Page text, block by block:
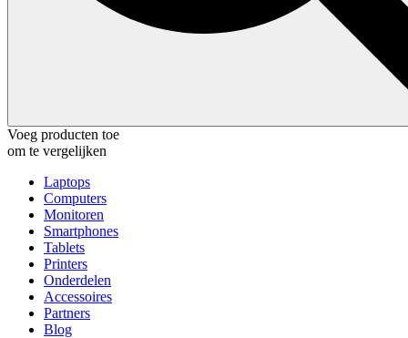
Voeg producten toe
om te vergelijken
Laptops
Computers
Monitoren
Smartphones
Tablets
Printers
Onderdelen
Accessoires
Partners
Blog